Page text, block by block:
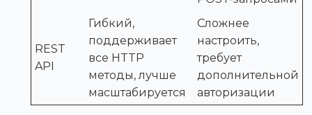
REST
API
Гибкий,
поддерживает
все HTTP
методы, лучше
масштабируется
Сложнее
настроить,
требует
дополнительной
авторизации